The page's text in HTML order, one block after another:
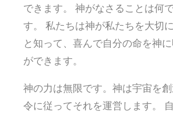
できます。 神がなさることは何
す。 私たちは神が私たちを大切
と知って、喜んで自分の命を神
ができます。
神の力は無限です。神は宇宙を
令に従ってそれを運営します。